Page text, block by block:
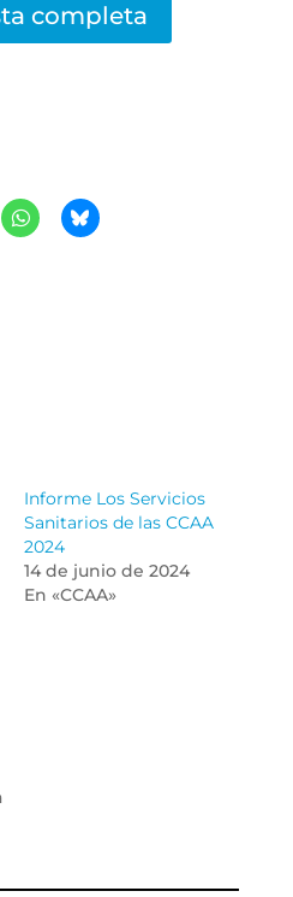
completa
Informe Los Servicios
Sanitarios de las CCAA
2024
14 de junio de 2024
En «CCAA»